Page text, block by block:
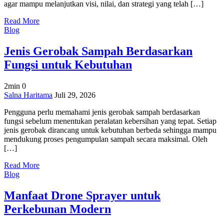
yang
agar mampu melanjutkan visi, nilai, dan strategi yang telah […]
Read More
Blog
Jenis Gerobak Sampah Berdasarkan
Fungsi untuk Kebutuhan
2min 0
on
Gerobak
Sampah
Berdasarkan
Fungsi
untuk
Salna Haritama Juli 29, 2026
Pengguna perlu memahami jenis gerobak sampah berdasarkan
fungsi sebelum menentukan peralatan kebersihan yang tepat. Setiap
jenis gerobak dirancang untuk kebutuhan berbeda sehingga mampu
mendukung proses pengumpulan sampah secara maksimal. Oleh
[…]
Read More
Blog
Manfaat Drone Sprayer untuk
Perkebunan Modern